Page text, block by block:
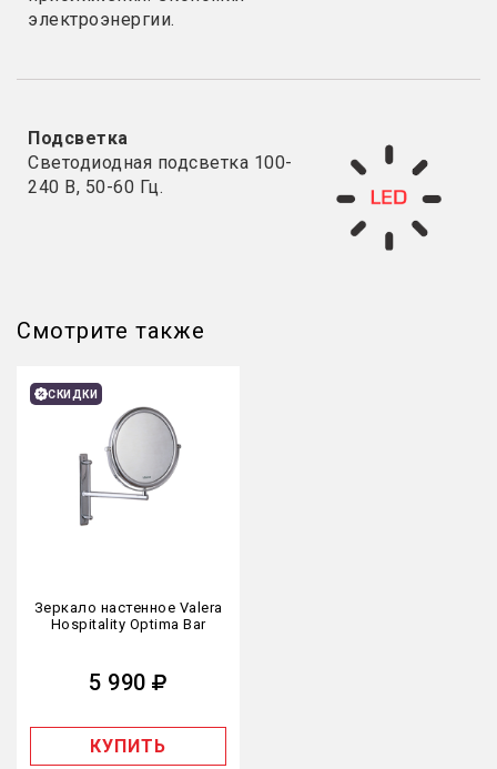
электроэнергии.
Подсветка
Светодиодная подсветка 100-
240 В, 50-60 Гц.
Смотрите также
СКИДКИ
Зеркало настенное Valera
Hospitality Optima Bar
5 990
КУПИТЬ